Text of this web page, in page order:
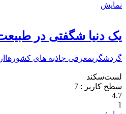
نمایش
یک دنیا شگفتی در
گردشگریمعرفی جاذبه های کشورها
لست‌سکند
سطح کاربر : 7
4.7
1